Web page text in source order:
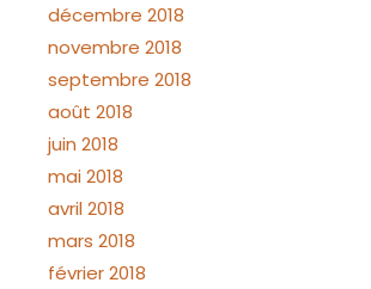
décembre 2018
novembre 2018
septembre 2018
août 2018
juin 2018
mai 2018
avril 2018
mars 2018
février 2018